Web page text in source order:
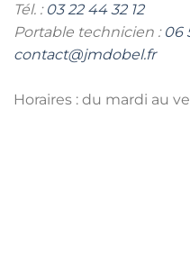
Tél. : 03 22 44 32 12
Portable technicien : 06
contact@jmdobel.fr
Horaires : du mardi au